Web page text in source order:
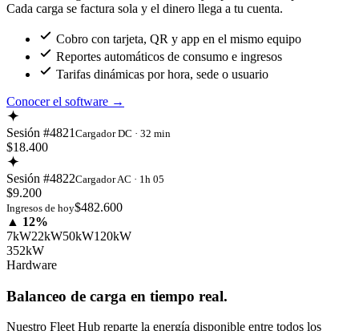
Cada carga se factura sola y el dinero llega a tu cuenta.
Cobro con tarjeta, QR y app en el mismo equipo
Reportes automáticos de consumo e ingresos
Tarifas dinámicas por hora, sede o usuario
Conocer el software →
Sesión #4821 Cargador DC · 32 min
$18.400
Sesión #4822Cargador AC · 1h 05
$9.200
Ingresos de hoy$482.600
▲ 12%
7kW22kW50kW120kW
352kW
Hardware
Balanceo de carga en tiempo real.
Nuestro Fleet Hub reparte la energía disponible entre todos los